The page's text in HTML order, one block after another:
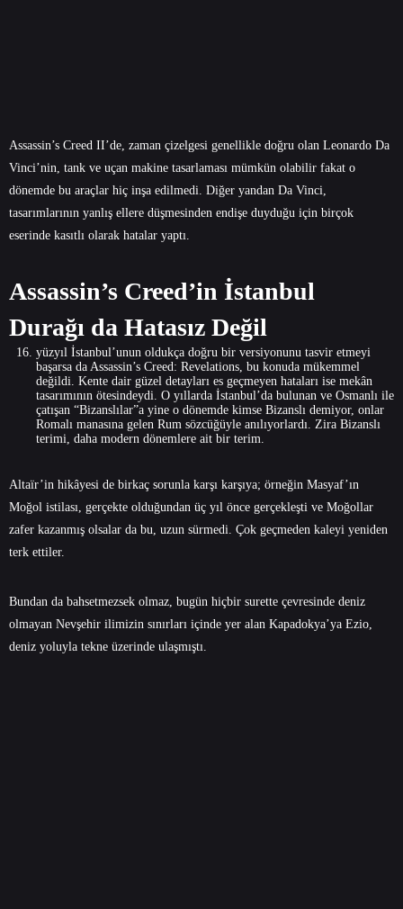
Assassin’s Creed II’de, zaman çizelgesi genellikle doğru olan Leonardo Da
Vinci’nin, tank ve uçan makine tasarlaması mümkün olabilir fakat o
dönemde bu araçlar hiç inşa edilmedi. Diğer yandan Da Vinci,
tasarımlarının yanlış ellere düşmesinden endişe duyduğu için birçok
eserinde kasıtlı olarak hatalar yaptı.
Assassin’s Creed’in İstanbul
Durağı da Hatasız Değil
yüzyıl İstanbul’unun oldukça doğru bir versiyonunu tasvir etmeyi
başarsa da Assassin’s Creed: Revelations, bu konuda mükemmel
değildi. Kente dair güzel detayları es geçmeyen hataları ise mekân
tasarımının ötesindeydi. O yıllarda İstanbul’da bulunan ve Osmanlı ile
çatışan “Bizanslılar”a yine o dönemde kimse Bizanslı demiyor, onlar
Romalı manasına gelen Rum sözcüğüyle anılıyorlardı. Zira Bizanslı
terimi, daha modern dönemlere ait bir terim.
Altaïr’in hikâyesi de birkaç sorunla karşı karşıya; örneğin Masyaf’ın
Moğol istilası, gerçekte olduğundan üç yıl önce gerçekleşti ve Moğollar
zafer kazanmış olsalar da bu, uzun sürmedi. Çok geçmeden kaleyi yeniden
terk ettiler.
Bundan da bahsetmezsek olmaz, bugün hiçbir surette çevresinde deniz
olmayan Nevşehir ilimizin sınırları içinde yer alan Kapadokya’ya Ezio,
deniz yoluyla tekne üzerinde ulaşmıştı.